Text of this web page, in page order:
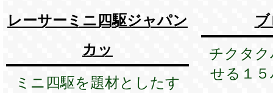
レーサーミニ四駆ジャパン
カッ
ミニ四駆を題材としたす
チクタ
せる１